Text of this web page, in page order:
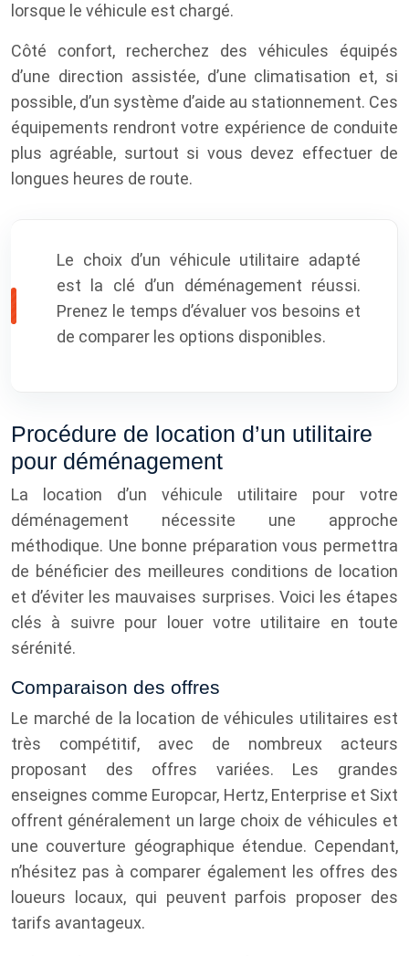
lorsque le véhicule est chargé.
Côté confort, recherchez des véhicules équipés
d’une direction assistée, d’une climatisation et, si
possible, d’un système d’aide au stationnement. Ces
équipements rendront votre expérience de conduite
plus agréable, surtout si vous devez effectuer de
longues heures de route.
Le choix d’un véhicule utilitaire adapté
est la clé d’un déménagement réussi.
Prenez le temps d’évaluer vos besoins et
de comparer les options disponibles.
Procédure de location d’un utilitaire
pour déménagement
La location d’un véhicule utilitaire pour votre
déménagement nécessite une approche
méthodique. Une bonne préparation vous permettra
de bénéficier des meilleures conditions de location
et d’éviter les mauvaises surprises. Voici les étapes
clés à suivre pour louer votre utilitaire en toute
sérénité.
Comparaison des offres
Le marché de la location de véhicules utilitaires est
très compétitif, avec de nombreux acteurs
proposant des offres variées. Les grandes
enseignes comme Europcar, Hertz, Enterprise et Sixt
offrent généralement un large choix de véhicules et
une couverture géographique étendue. Cependant,
n’hésitez pas à comparer également les offres des
loueurs locaux, qui peuvent parfois proposer des
tarifs avantageux.